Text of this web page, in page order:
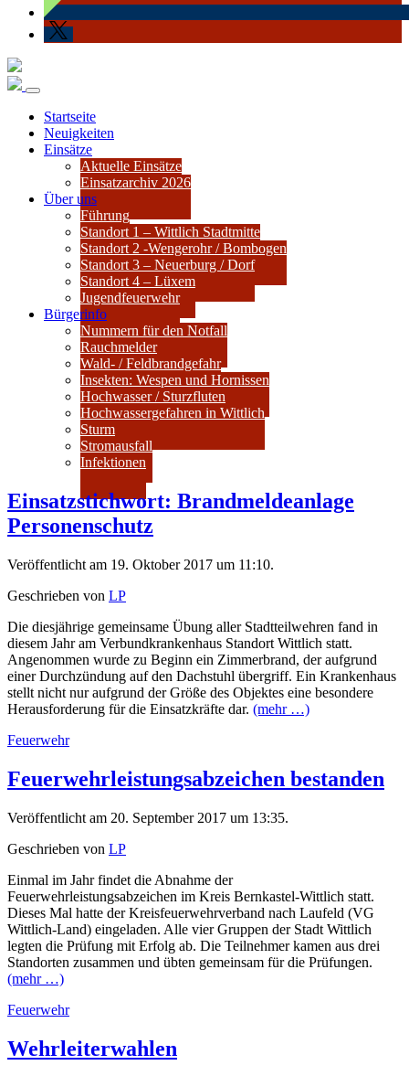
Startseite
Neuigkeiten
Einsätze
Aktuelle Einsätze
Einsatzarchiv 2026
Über uns
Führung
Standort 1 – Wittlich Stadtmitte
Standort 2 -Wengerohr / Bombogen
Standort 3 – Neuerburg / Dorf
Standort 4 – Lüxem
Jugendfeuerwehr
Bürgerinfo
Nummern für den Notfall
Rauchmelder
Wald- / Feldbrandgefahr
Insekten: Wespen und Hornissen
Hochwasser / Sturzfluten
Hochwassergefahren in Wittlich
Sturm
Stromausfall
Infektionen
Einsatzstichwort: Brandmeldeanlage
Personenschutz
Veröffentlicht am 19. Oktober 2017 um 11:10.
Geschrieben von LP
Die diesjährige gemeinsame Übung aller Stadtteilwehren fand in
diesem Jahr am Verbundkrankenhaus Standort Wittlich statt.
Angenommen wurde zu Beginn ein Zimmerbrand, der aufgrund
einer Durchzündung auf den Dachstuhl übergriff. Ein Krankenhaus
stellt nicht nur aufgrund der Größe des Objektes eine besondere
Herausforderung für die Einsatzkräfte dar. (mehr …)
Feuerwehr
Feuerwehrleistungsabzeichen bestanden
Veröffentlicht am 20. September 2017 um 13:35.
Geschrieben von LP
Einmal im Jahr findet die Abnahme der
Feuerwehrleistungsabzeichen im Kreis Bernkastel-Wittlich statt.
Dieses Mal hatte der Kreisfeuerwehrverband nach Laufeld (VG
Wittlich-Land) eingeladen. Alle vier Gruppen der Stadt Wittlich
legten die Prüfung mit Erfolg ab. Die Teilnehmer kamen aus drei
Standorten zusammen und übten gemeinsam für die Prüfungen.
(mehr …)
Feuerwehr
Wehrleiterwahlen